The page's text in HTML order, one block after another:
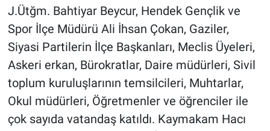
J.Ütğm. Bahtiyar Beycur, Hendek Gençlik ve
Spor İlçe Müdürü Ali İhsan Çokan, Gaziler,
Siyasi Partilerin İlçe Başkanları, Meclis Üyeleri,
Askeri erkan, Bürokratlar, Daire müdürleri, Sivil
toplum kuruluşlarının temsilcileri, Muhtarlar,
Okul müdürleri, Öğretmenler ve öğrenciler ile
çok sayıda vatandaş katıldı. Kaymakam Hacı